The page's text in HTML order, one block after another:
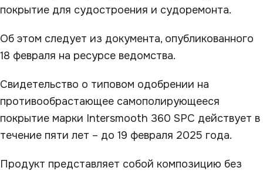
покрытие для судостроения и судоремонта.
Об этом следует из документа, опубликованного
18 февраля на ресурсе ведомства.
Свидетельство о типовом одобрении на
противообрастающее самополирующееся
покрытие марки Intersmooth 360 SPC действует в
течение пяти лет – до 19 февраля 2025 года.
Продукт представляет собой композицию без